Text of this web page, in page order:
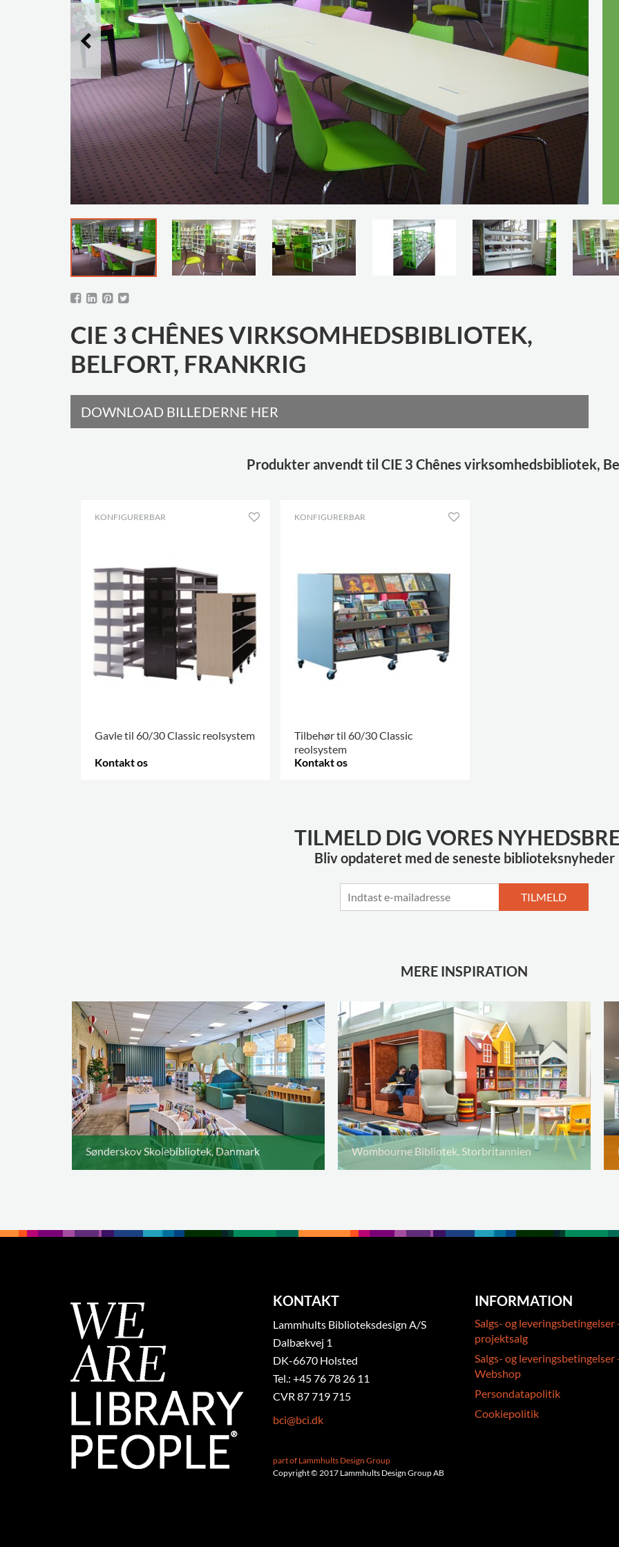
CIE 3 CHÊNES VIRKSOMHEDSBIBLIOTEK,
BELFORT, FRANKRIG
DOWNLOAD BILLEDERNE HER
Produkter anvendt til CIE 3 Chênes virksomhedsbibliotek,
KONFIGURERBAR
Gavle til 60/30 Classic reolsystem
Kontakt os
KONFIGURERBAR
Tilbehør til 60/30 Classic
reolsystem
Kontakt os
TILMELD DIG VORES
Bliv opdateret med de seneste biblioteksnyheder
TILMELD
MERE INSPIRATION
Sønderskov Skolebibliotek, Danmark Wombourne Bibliotek, Storbritannien
KONTAKT
Lammhults Biblioteksdesign A/S
Dalbækvej 1
DK-6670 Holsted
Tel.: +45 76 78 26 11
CVR 87 719 715
bci@bci.dk
part of Lammhults Design Group
Copyright © 2017 Lammhults Design Group AB
INFORMATION
Salgs- og leveringsbetingelser
projektsalg
Salgs- og leveringsbetingelser
Webshop
Persondatapolitik
Cookiepolitik